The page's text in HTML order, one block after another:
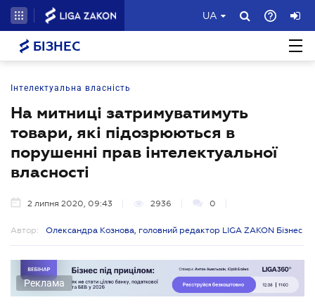
UA
БІЗНЕС
Інтелектуальна власність
На митниці затримуватимуть
товари, які підозрюються в
порушенні прав інтелектуальної
власності
2 липня 2020, 09:43 2936 0
Автор: Олександра Кознова, головний редактор LIGA ZAKON Бізнес
Реклама